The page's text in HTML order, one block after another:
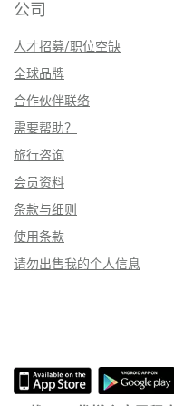
公司
人才招募/职位空缺
全球品牌
合作伙伴联络
需要帮助？
旅行咨询
会员资料
条款与细则
使用条款
请勿出售我的个人信息